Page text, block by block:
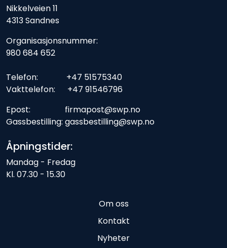
Nikkelveien 11
4313 Sandnes
Organisasjonsnummer:
980 684 652
Telefon: +47 51575340
Vakttelefon: +47 91546796
Epost: firmapost@swp.no
Gassbestilling: gassbestilling@swp.no
Åpningstider:
Mandag - Fredag
Kl. 07.30 - 15.30
Om oss
Kontakt
Nyheter